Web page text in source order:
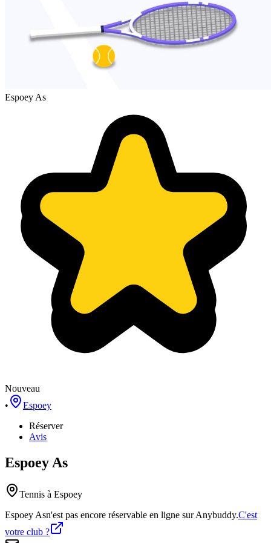
Espoey As
Nouveau
•
Espoey
Réserver
Avis
Espoey As
Tennis à Espoey
Espoey Asn'est pas encore réservable en ligne sur Anybuddy.C'est
votre club ?